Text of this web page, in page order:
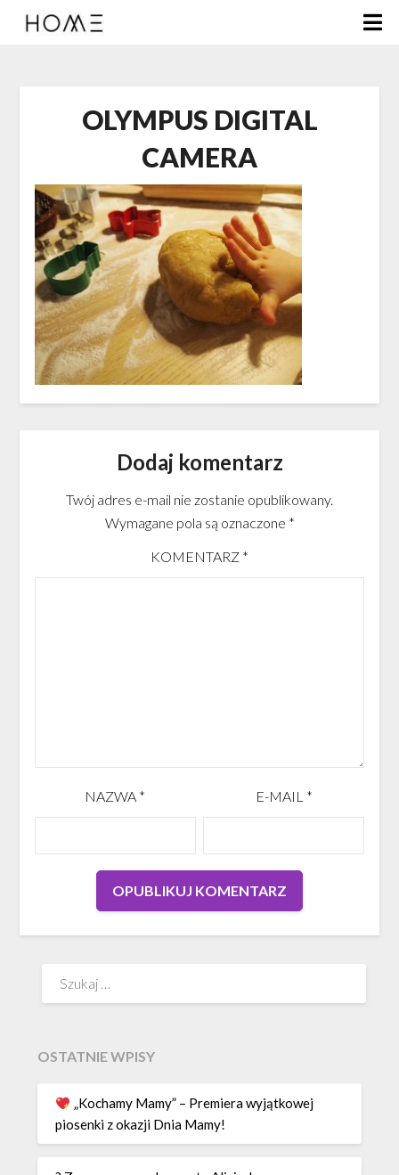
OLYMPUS DIGITAL
CAMERA
Dodaj komentarz
Twój adres e-mail nie zostanie opublikowany.
Wymagane pola są oznaczone *
KOMENTARZ *
NAZWA * E-MAIL *
OSTATNIE WPISY
„Kochamy Mamy” – Premiera wyjątkowej
piosenki z okazji Dnia Mamy!